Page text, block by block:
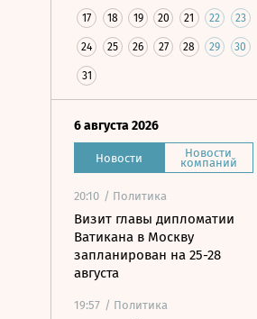
17 18 19 20 21 22 23
24 25 26 27 28 29 30
31
6 августа 2026
Новости Новости
компаний
20:10 / Политика
Визит главы дипломатии
Ватикана в Москву
запланирован на 25-28
августа
19:57 / Политика